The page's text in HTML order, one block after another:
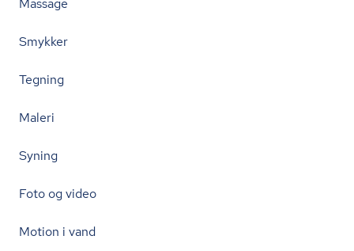
Massage
Smykker
Tegning
Maleri
Syning
Foto og video
Motion i vand